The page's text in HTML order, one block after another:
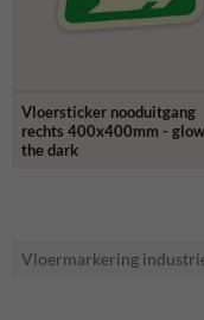
Vloersticker nooduitgang
rechts 400x400mm -
the dark
Vloermarkering